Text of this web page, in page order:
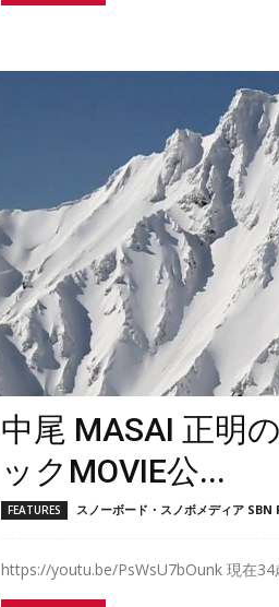
中尾 MASAI 正明
ックMOVIE公...
FEATURES スノーボード・スノボメディア SBN
https://youtu.be/PsWsU7bOunk 現在34